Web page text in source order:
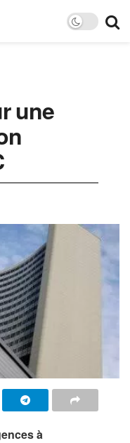
une
à